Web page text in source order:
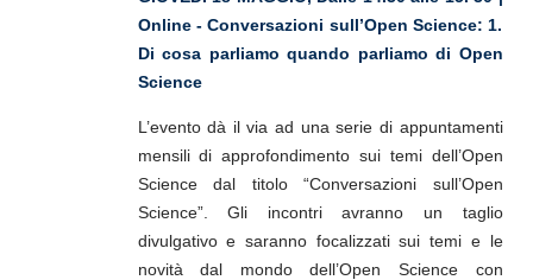
Online - Conversazioni sull’Open Science: 1.
Di cosa parliamo quando parliamo di Open
Science
L’evento dà il via ad una serie di appuntamenti
mensili di approfondimento sui temi dell’Open
Science dal titolo “Conversazioni sull’Open
Science”. Gli incontri avranno un taglio
divulgativo e saranno focalizzati sui temi e le
novità dal mondo dell’Open Science con